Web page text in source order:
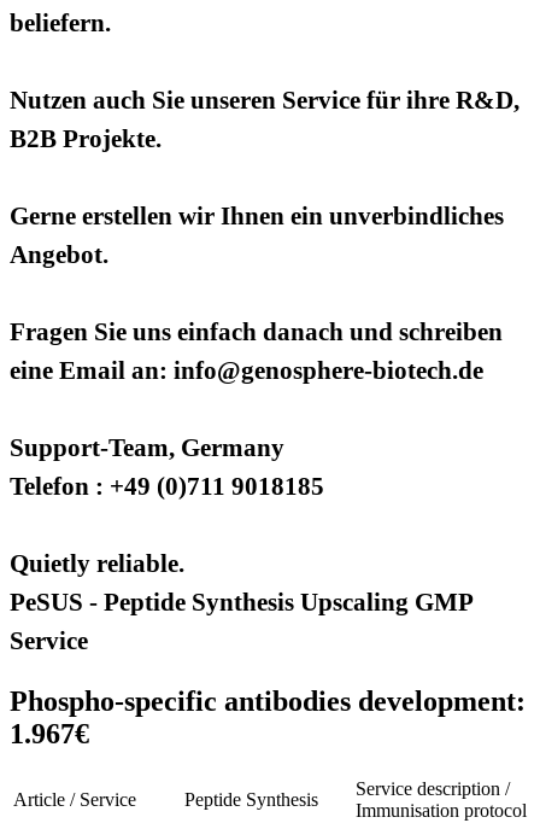
beliefern.
Nutzen auch Sie unseren Service für ihre R&D,
B2B Projekte.
Gerne erstellen wir Ihnen ein unverbindliches
Angebot.
Fragen Sie uns einfach danach und schreiben
eine Email an: info@genosphere-biotech.de
Support-Team, Germany
Telefon : +49 (0)711 9018185
Quietly reliable.
PeSUS - Peptide Synthesis Upscaling GMP
Service
Phospho-specific antibodies development:
1.967€
Article / Service Peptide Synthesis
Service description /
Immunisation protocol